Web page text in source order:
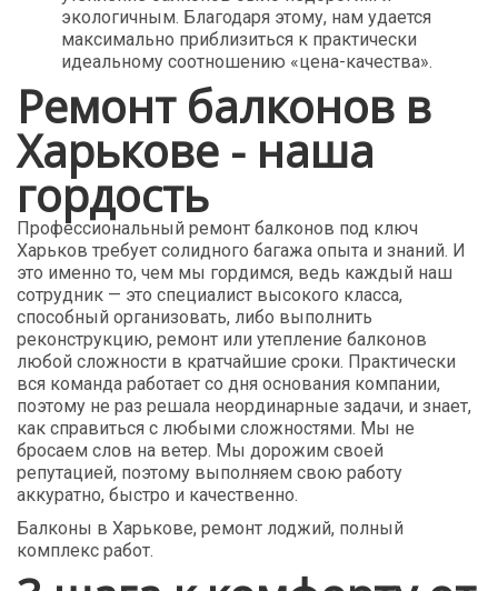
экологичным. Благодаря этому, нам удается
максимально приблизиться к практически
идеальному соотношению «цена-качества».
Ремонт балконов в
Харькове - наша
гордость
Профессиональный ремонт балконов под ключ
Харьков требует солидного багажа опыта и знаний. И
это именно то, чем мы гордимся, ведь каждый наш
сотрудник — это специалист высокого класса,
способный организовать, либо выполнить
реконструкцию, ремонт или утепление балконов
любой сложности в кратчайшие сроки. Практически
вся команда работает со дня основания компании,
поэтому не раз решала неординарные задачи, и знает,
как справиться с любыми сложностями. Мы не
бросаем слов на ветер. Мы дорожим своей
репутацией, поэтому выполняем свою работу
аккуратно, быстро и качественно.
Балконы в Харькове, ремонт лоджий, полный
комплекс работ.